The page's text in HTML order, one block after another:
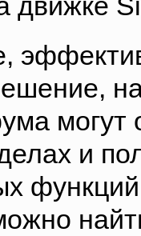
движке
и